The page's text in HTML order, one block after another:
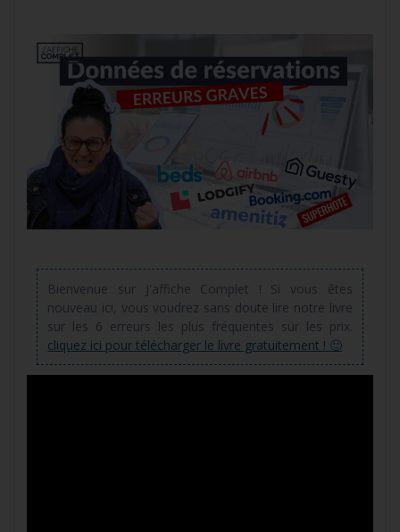
Bienvenue sur J'affiche Complet ! Si vous êtes
nouveau ici, vous voudrez sans doute lire notre livre
sur les 6 erreurs les plus fréquentes sur les prix.
cliquez ici pour télécharger le livre gratuitement ! 🙂